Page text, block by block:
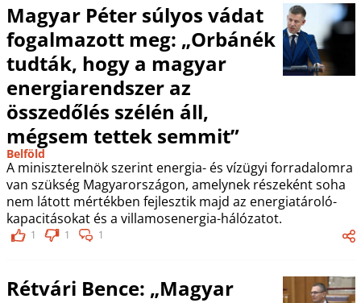
Magyar Péter súlyos vádat
fogalmazott meg: „Orbánék
tudták, hogy a magyar
energiarendszer az
összedőlés szélén áll,
mégsem tettek semmit”
Belföld
A miniszterelnök szerint energia- és vízügyi forradalomra
van szükség Magyarországon, amelynek részeként soha
nem látott mértékben fejlesztik majd az energiatároló-
kapacitásokat és a villamosenergia-hálózatot.
1 1 1
Rétvári Bence: „Magyar